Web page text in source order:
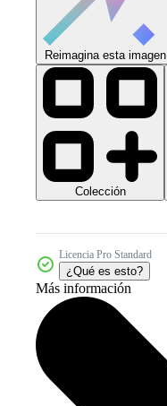
Reimagina esta imagen
Colección
Licencia Pro Standard
¿Qué es esto?
Más información